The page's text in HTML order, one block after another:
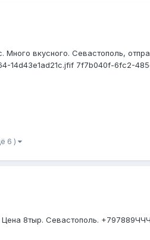
вкусного. Севастополь,
14d43e1ad21c.jfif 7f7b040f-6fc2-
6 )
8тыр. Севастополь.